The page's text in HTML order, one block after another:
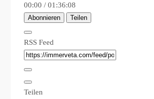
00:00 / 01:36:08
Abonnieren Teilen
RSS Feed
Teilen